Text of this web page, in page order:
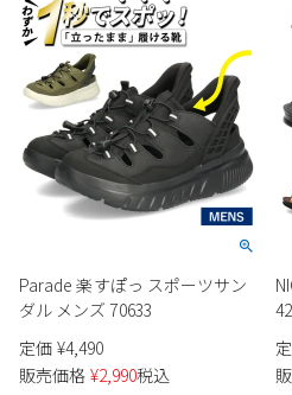
Parade 楽すぽっ スポーツサン
ダル メンズ 70633
定価 ¥4,490
販売価格 ¥2,990税込